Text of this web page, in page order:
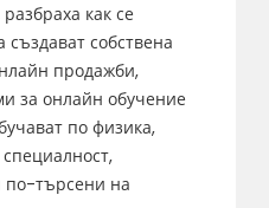
как се
собствена
продажби,
за онлайн обучение
по физика,
по-търсени на